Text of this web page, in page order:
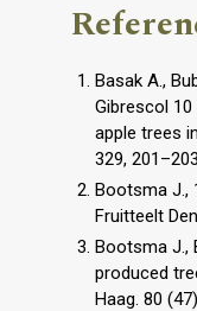
Basak A.,
Gibrescol
apple trees
329,
Bootsma J.,
Fruitteelt
Bootsma J.,
produced
Haag. 80